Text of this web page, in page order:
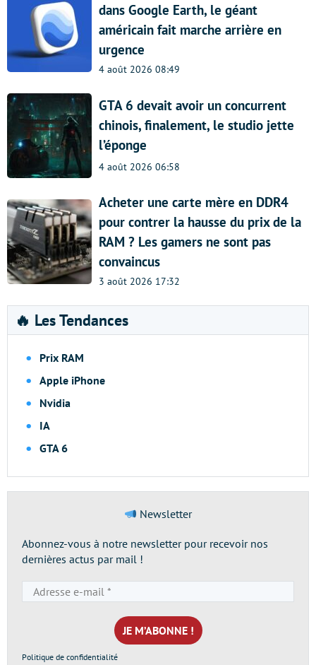
dans Google Earth, le géant
américain fait marche arrière en
urgence
4 août 2026 08:49
GTA 6 devait avoir un concurrent
chinois, finalement, le studio jette
l’éponge
4 août 2026 06:58
Acheter une carte mère en DDR4
pour contrer la hausse du prix de la
RAM ? Les gamers ne sont pas
convaincus
3 août 2026 17:32
🔥 Les Tendances
Prix RAM
Apple iPhone
Nvidia
IA
GTA 6
Newsletter
Abonnez-vous à notre newsletter pour recevoir nos
dernières actus par mail !
e-
mail
*
Politique de confidentialité